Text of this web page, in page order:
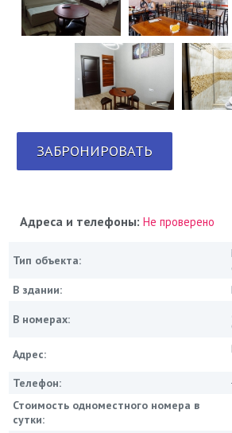
ЗАБРОНИРОВАТЬ
Адреса и телефоны:Не проверено
Тип объекта:
В здании:
В номерах:
Адрес:
Телефон:
Стоимость одноместного номера в
сутки: